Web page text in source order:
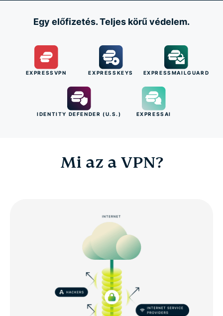
Egy előfizetés. Teljes körű védelem.
EXPRESSVPN EXPRESSKEYS EXPRESSMAILGUARD
IDENTITY DEFENDER (U.S.) EXPRESSAI
Mi az a VPN?